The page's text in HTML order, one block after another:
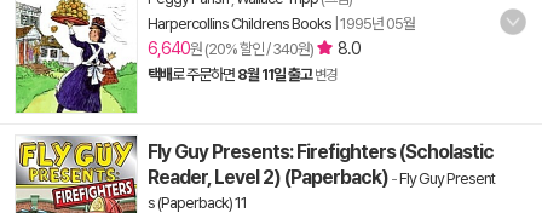
Harpercollins Childrens Books 1995년 05월
6,640원 (20% 할인 / 340원) 8.0
택배로 주문하면 8월 11일 출고 변경
Fly Guy Presents: Firefighters (Scholastic
Reader, Level 2) (Paperback) -Fly Guy Present
s (Paperback) 11